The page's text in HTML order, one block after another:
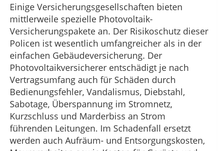
Einige Versicherungsgesellschaften bieten
mittlerweile spezielle Photovoltaik-
Versicherungspakete an. Der Risikoschutz dieser
Policen ist wesentlich umfangreicher als in der
einfachen Gebäudeversicherung. Der
Photovoltaikversicherer entschädigt je nach
Vertragsumfang auch für Schäden durch
Bedienungsfehler, Vandalismus, Diebstahl,
Sabotage, Überspannung im Stromnetz,
Kurzschluss und Marderbiss an Strom
führenden Leitungen. Im Schadenfall ersetzt
werden auch Aufräum- und Entsorgungskosten,